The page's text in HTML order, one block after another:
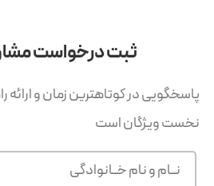
ثبت درخواست
پاسخگویی در کوتاهترین زمان و
نخست ویژگان است